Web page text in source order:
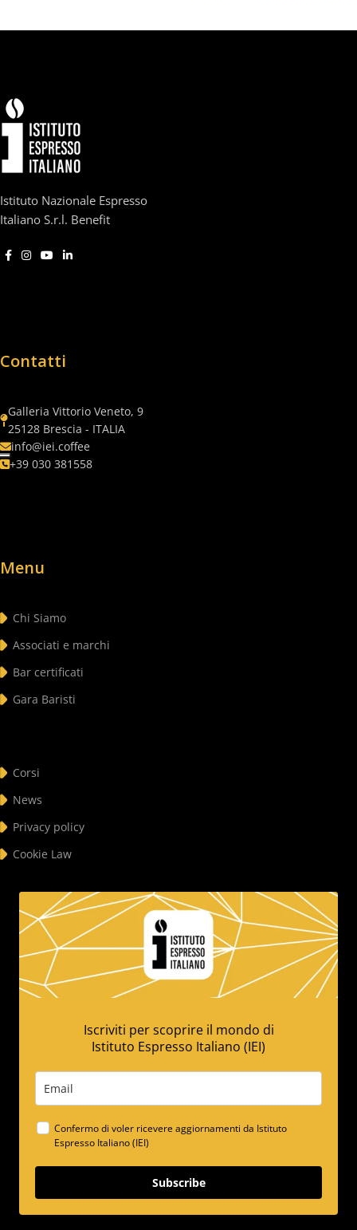
Istituto Nazionale Espresso
Italiano S.r.l. Benefit
Contatti
Galleria Vittorio Veneto, 9
25128 Brescia - ITALIA
info@iei.coffee
+39 030 381558
Menu
Chi Siamo
Associati e marchi
Bar certificati
Gara Baristi
Corsi
News
Privacy policy
Cookie Law
Iscriviti per scoprire il mondo di
Istituto Espresso Italiano (IEI)
Confermo di voler ricevere aggiornamenti da Istituto
Espresso Italiano (IEI)
Subscribe